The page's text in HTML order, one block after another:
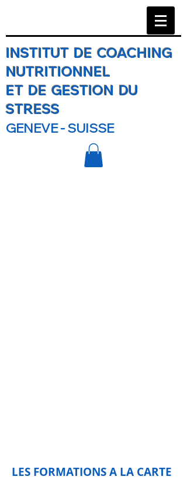
INSTITUT DE COACHING
NUTRITIONNEL
ET DE GESTION DU
STRESS
GENEVE - SUISSE
LES FORMATIONS A LA CARTE